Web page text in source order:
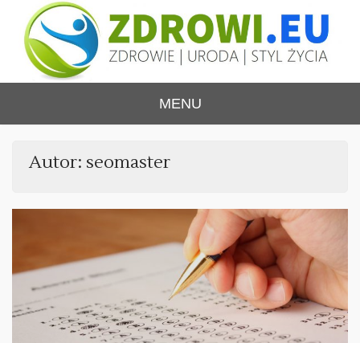
content
ZDROWI.EU
health&beauty, SPA, wellness
MENU
Autor: seomaster